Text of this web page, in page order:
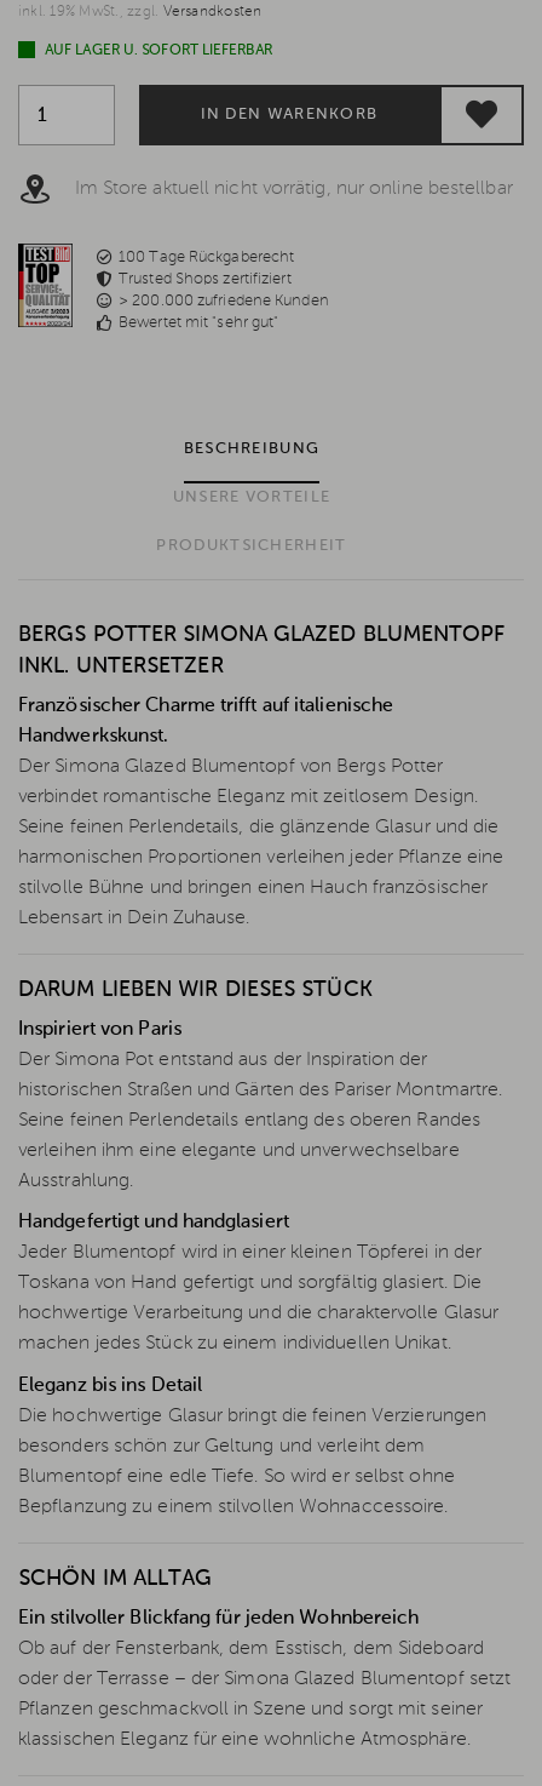
inkl. 19% MwSt., zzgl. Versandkosten
AUF LAGER U. SOFORT LIEFERBAR
IN DEN WARENKORB
Im Store aktuell nicht vorrätig, nur online bestellbar
100 Tage Rückgaberecht
Trusted Shops zertifiziert
> 200.000 zufriedene Kunden
Bewertet mit "sehr gut"
BESCHREIBUNG
UNSERE VORTEILE
PRODUKTSICHERHEIT
BERGS POTTER SIMONA GLAZED BLUMENTOPF
INKL. UNTERSETZER
Französischer Charme trifft auf italienische
Handwerkskunst.
Der Simona Glazed Blumentopf von Bergs Potter
verbindet romantische Eleganz mit zeitlosem Design.
Seine feinen Perlendetails, die glänzende Glasur und die
harmonischen Proportionen verleihen jeder Pflanze eine
stilvolle Bühne und bringen einen Hauch französischer
Lebensart in Dein Zuhause.
DARUM LIEBEN WIR DIESES STÜCK
Inspiriert von Paris
Der Simona Pot entstand aus der Inspiration der
historischen Straßen und Gärten des Pariser Montmartre.
Seine feinen Perlendetails entlang des oberen Randes
verleihen ihm eine elegante und unverwechselbare
Ausstrahlung.
Handgefertigt und handglasiert
Jeder Blumentopf wird in einer kleinen Töpferei in der
Toskana von Hand gefertigt und sorgfältig glasiert. Die
hochwertige Verarbeitung und die charaktervolle Glasur
machen jedes Stück zu einem individuellen Unikat.
Eleganz bis ins Detail
Die hochwertige Glasur bringt die feinen Verzierungen
besonders schön zur Geltung und verleiht dem
Blumentopf eine edle Tiefe. So wird er selbst ohne
Bepflanzung zu einem stilvollen Wohnaccessoire.
SCHÖN IM ALLTAG
Ein stilvoller Blickfang für jeden Wohnbereich
Ob auf der Fensterbank, dem Esstisch, dem Sideboard
oder der Terrasse – der Simona Glazed Blumentopf setzt
Pflanzen geschmackvoll in Szene und sorgt mit seiner
klassischen Eleganz für eine wohnliche Atmosphäre.